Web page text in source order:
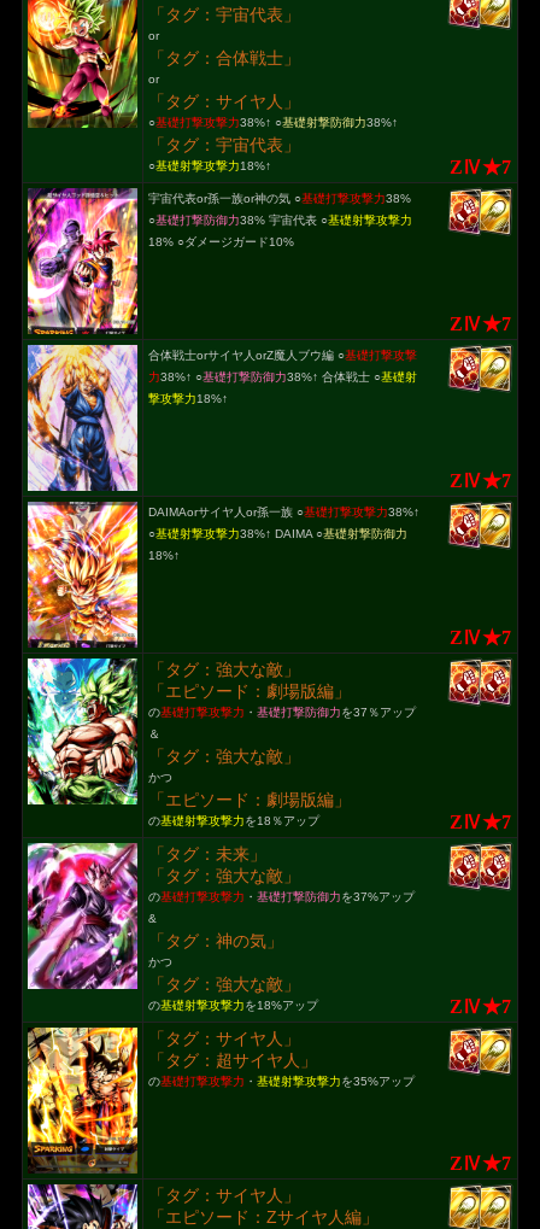
「タグ：宇宙代表」
or
「タグ：合体戦士」
or
「タグ：サイヤ人」
○基礎打撃攻撃力38%↑ ○基礎射撃防御力38%↑
「タグ：宇宙代表」
○基礎射撃攻撃力18%↑ ZⅣ★7
宇宙代表or孫一族or神の気 ○基礎打撃攻撃力38%
○基礎打撃防御力38% 宇宙代表 ○基礎射撃攻撃力
18% ○ダメージガード10%
ZⅣ★7
合体戦士orサイヤ人orZ魔人ブウ編 ○基礎打撃攻撃
力38%↑ ○基礎打撃防御力38%↑ 合体戦士 ○基礎射
撃攻撃力18%↑
ZⅣ★7
DAIMAorサイヤ人or孫一族 ○基礎打撃攻撃力38%↑
○基礎射撃攻撃力38%↑ DAIMA ○基礎射撃防御力
18%↑
ZⅣ★7
「タグ：強大な敵」
「エピソード：劇場版編」
の基礎打撃攻撃力 ・ 基礎打撃防御力を37％アップ
＆
「タグ：強大な敵」
かつ
「エピソード：劇場版編」
の基礎射撃攻撃力を18％アップ ZⅣ★7
「タグ：未来」
「タグ：強大な敵」
の基礎打撃攻撃力 ・ 基礎打撃防御力を37%アップ
&
「タグ：神の気」
かつ
「タグ：強大な敵」
の基礎射撃攻撃力を18%アップ ZⅣ★7
「タグ：サイヤ人」
「タグ：超サイヤ人」
の基礎打撃攻撃力 ・ 基礎射撃攻撃力を35%アップ
ZⅣ★7
「タグ：サイヤ人」
「エピソード：Zサイヤ人編」